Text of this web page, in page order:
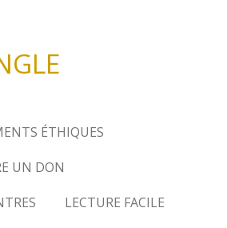
ÉTHIQUES
UN DON
LECTURE FACILE